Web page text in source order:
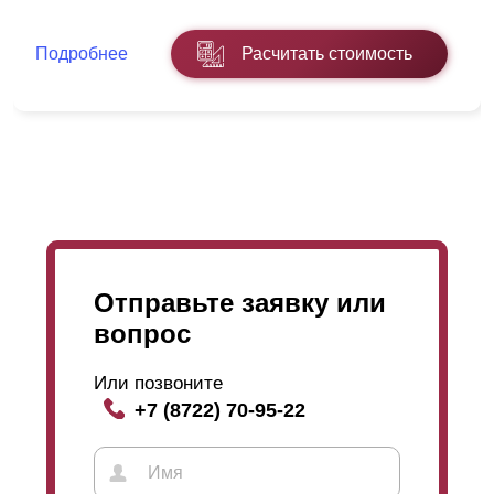
Если обратить внимание на схему профиля, можно
Подробнее Расчитать стоимость
Отправьте заявку или
вопрос
Или позвоните
+7 (8722) 70-95-22